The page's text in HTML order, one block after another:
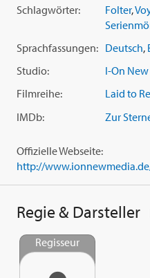
ihresgleichen suchen. Mit
Thomas Fekker ('Laid to
nach 'Laid to Rest' in seiner
zurückkehrt.
Schlagwörter:
Folter,
Sprachfassungen: Deutsch,
Studio:
I-On
Filmreihe:
Laid to
IMDb:
Zur
Offizielle Webseite:
Regie & Darsteller
Regisseur